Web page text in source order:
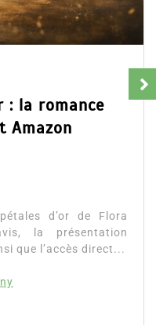
: la romance
Amazon
d’or de Flora
la présentation
que l’accès direct...